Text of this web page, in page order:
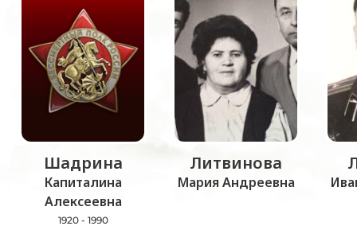
Шадрина
Капиталина
Алексеевна
1920 - 1990
Литвинова
Мария Андреевна